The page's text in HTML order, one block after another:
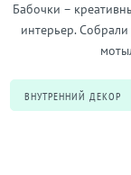
Бабочки –
интерьер.
ВНУТРЕННИЙ ДЕКОР